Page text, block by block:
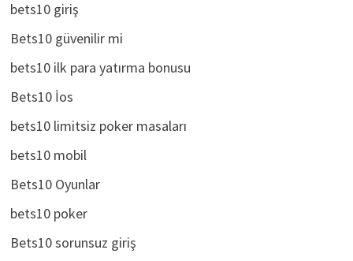
bets10 giriş
Bets10 güvenilir mi
bets10 ilk para yatırma bonusu
Bets10 İos
bets10 limitsiz poker masaları
bets10 mobil
Bets10 Oyunlar
bets10 poker
Bets10 sorunsuz giriş